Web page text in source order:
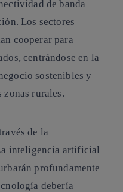
de banda
Los sectores
cooperar para
centrándose en la
sostenibles y
zonas rurales.
de la
inteligencia artificial
profundamente
debería